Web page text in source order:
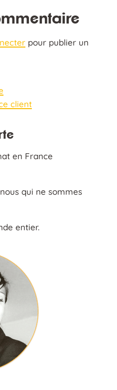
pour publier un
client
en France
qui ne sommes
entier.